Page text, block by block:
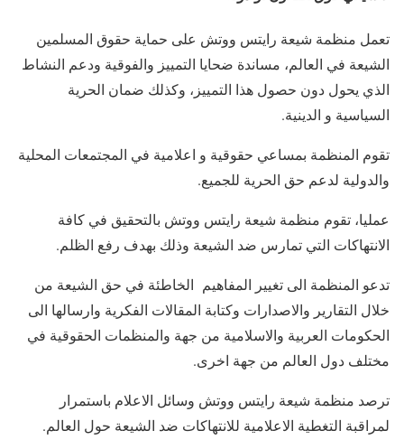
تعمل منظمة شيعة رايتس ووتش على حماية حقوق المسلمين
الشيعة في العالم، مساندة ضحايا التمييز والفوقية ودعم النشاط
الذي يحول دون حصول هذا التمييز، وكذلك ضمان الحرية
السياسية و الدينية.
تقوم المنظمة بمساعي حقوقية و اعلامية في المجتمعات المحلية
والدولية لدعم حق الحرية للجميع.
عمليا، تقوم منظمة شيعة رايتس ووتش بالتحقيق في كافة
الانتهاكات التي تمارس ضد الشيعة وذلك بهدف رفع الظلم.
تدعو المنظمة الى تغيير المفاهيم الخاطئة في حق الشيعة من
خلال التقارير والاصدارات وكتابة المقالات الفكرية وارسالها الى
الحكومات العربية والاسلامية من جهة والمنظمات الحقوقية في
مختلف دول العالم من جهة اخرى.
ترصد منظمة شيعة رايتس ووتش وسائل الاعلام باستمرار
لمراقبة التغطية الاعلامية للانتهاكات ضد الشيعة حول العالم.